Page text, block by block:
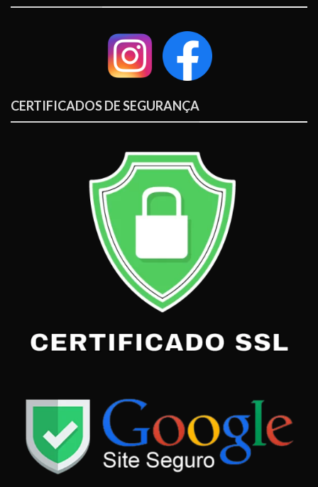
CERTIFICADOS DE SEGURANÇA